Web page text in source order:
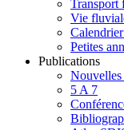
Transport
Vie
Petites
Publications
5 A 7